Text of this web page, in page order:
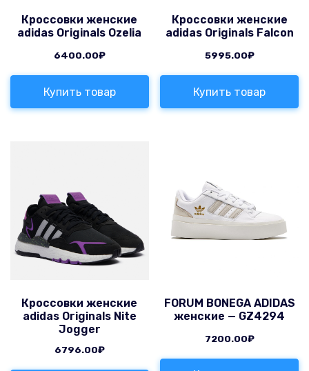
Кроссовки женские
adidas Originals Ozelia
6400.00₽
Купить товар
Кроссовки женские
adidas Originals Falcon
5995.00₽
Купить товар
Кроссовки женские
adidas Originals Nite
Jogger
6796.00₽
FORUM BONEGA ADIDAS
женские — GZ4294
7200.00₽